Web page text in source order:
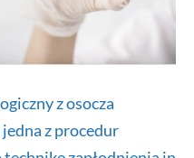
z osocza
z procedur